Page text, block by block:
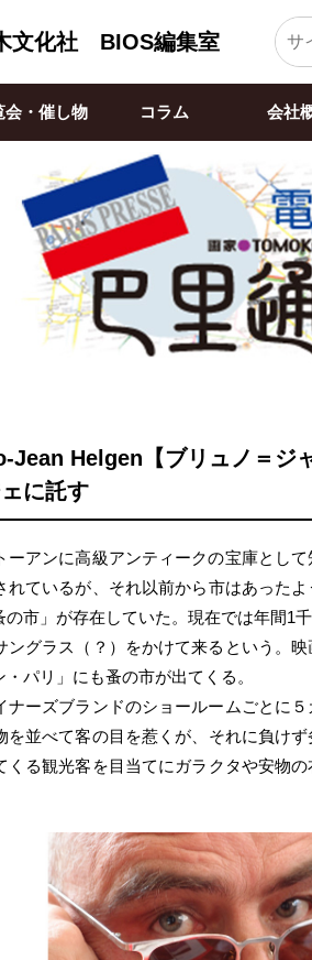
文化社 BIOS編集室
会・催し物 コラム 会社
Jean Helgen【ブリュノ＝ジ
に託す
アンに高級アンティークの宝庫とし
ているが、それ以前から市はあった
市」が存在していた。現在では年間1
グラス（？）をかけて来るという。
パリ」にも蚤の市が出てくる。
ナーズブランドのショールームごとに
を並べて客の目を惹くが、それに負け
くる観光客を目当てにガラクタや安物